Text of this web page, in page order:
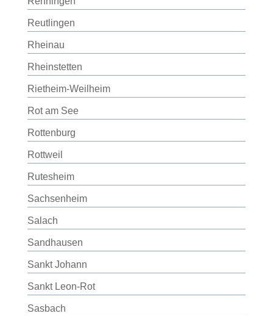
Reutlingen
Rheinau
Rheinstetten
Rietheim-Weilheim
Rot am See
Rottenburg
Rottweil
Rutesheim
Sachsenheim
Salach
Sandhausen
Sankt Johann
Sankt Leon-Rot
Sasbach